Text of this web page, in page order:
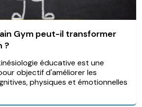
Gym peut-il transformer
?
éducative est une
objectif d'améliorer les
physiques et émotionnelles